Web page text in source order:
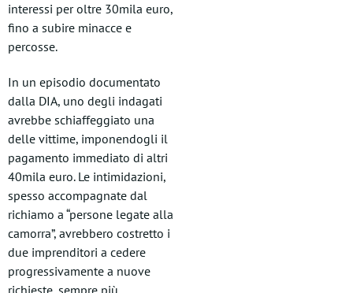
interessi per oltre 30mila euro,
fino a subire minacce e
percosse.
In un episodio documentato
dalla DIA, uno degli indagati
avrebbe schiaffeggiato una
delle vittime, imponendogli il
pagamento immediato di altri
40mila euro. Le intimidazioni,
spesso accompagnate dal
richiamo a “persone legate alla
camorra”, avrebbero costretto i
due imprenditori a cedere
progressivamente a nuove
richieste, sempre più